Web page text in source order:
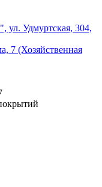
ул. Удмуртская, 304,
7 (Хозяйственная